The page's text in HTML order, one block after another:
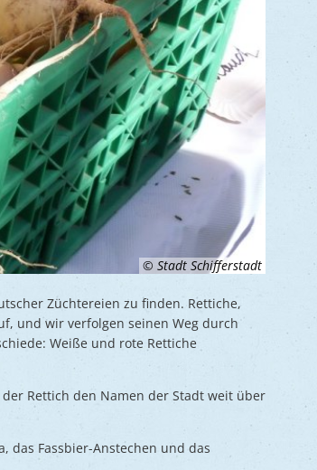
© Stadt Schifferstadt
Züchtereien zu finden. Rettiche,
und wir verfolgen seinen Weg durch
Weiße und rote Rettiche
Rettich den Namen der Stadt weit über
das Fassbier-Anstechen und das